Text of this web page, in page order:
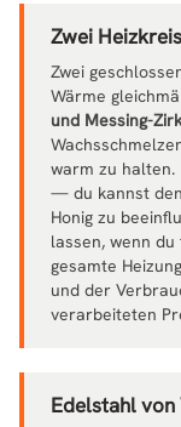
Zwei
Zwei
Wärme
und Messing-
warm zu halten.
— du kannst
Honig zu
lassen, wenn
gesamte
und der
verarbeiteten
Edelstahl von